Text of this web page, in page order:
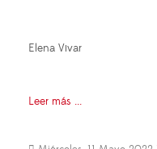
Elena Vivar
Leer más ...